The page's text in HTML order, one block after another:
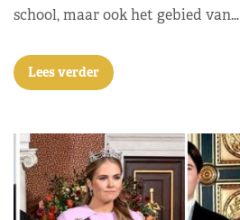
school, maar ook het gebied van…
Lees verder